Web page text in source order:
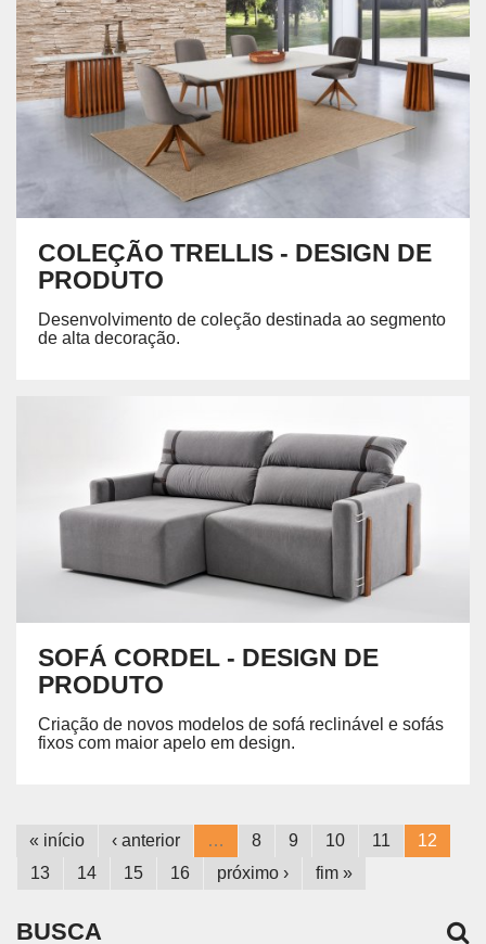
COLEÇÃO TRELLIS - DESIGN DE
PRODUTO
Desenvolvimento de coleção destinada ao segmento
de alta decoração.
SOFÁ CORDEL - DESIGN DE
PRODUTO
Criação de novos modelos de sofá reclinável e sofás
fixos com maior apelo em design.
« início ‹ anterior … 8 9 10 11
12
13
14 15 16 próximo › fim »
BUSCA